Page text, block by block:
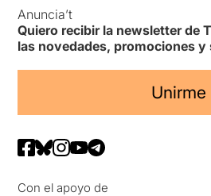
Anuncia’t
Quiero recibir la newsletter de
las novedades, promociones y
Unirme
Con el apoyo de